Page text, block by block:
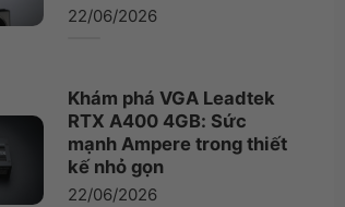
22/06/2026
Khám phá VGA Leadtek
RTX A400 4GB: Sức
mạnh Ampere trong thiết
kế nhỏ gọn
22/06/2026